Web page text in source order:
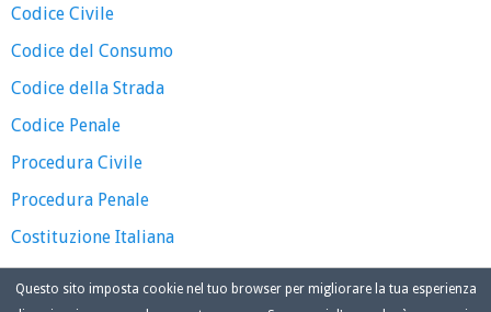
Codice Civile
Codice del Consumo
Codice della Strada
Codice Penale
Procedura Civile
Procedura Penale
Costituzione Italiana
Questo sito imposta cookie nel tuo browser per migliorare la tua esperienza